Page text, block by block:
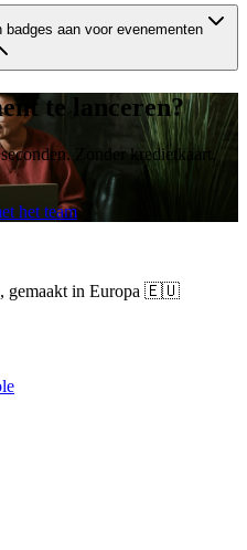
aan voor evenementen
te lanceren?
Zonder kredietkaart,
het team
gemaakt in Europa 🇪🇺